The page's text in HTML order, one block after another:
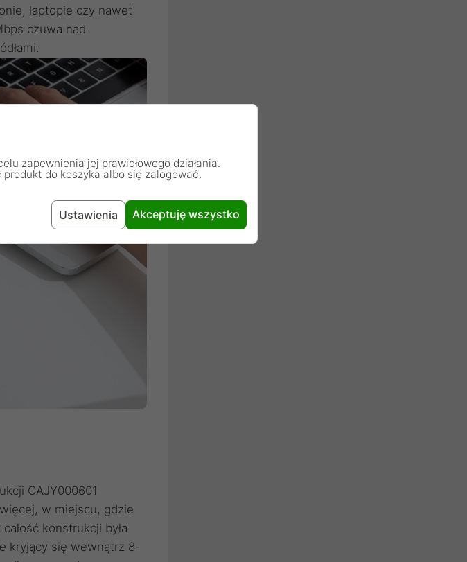
laptopie czy nawet
czuwa nad
CAJY000601
w miejscu, gdzie
konstrukcji była
kryjący się wewnątrz 8-
zapewnienia jej prawidłowego działania.
produkt do koszyka albo się zalogować.
Ustawienia Akceptuję wszystko